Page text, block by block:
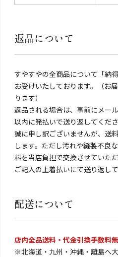
返品について
すやすやの全商品について「納
お受けいたしております。（お
ります）
返品される場合は、事前にメー
以内に発払いで送り返してくださ
誠に申し訳ございませんが、送
します。ただし汚れや縫製不良
料を当店負担で交換させていた
ご記入の上着払いにて送り返して
配送について
店内全品送料・代金引換手数料
※北海道・九州・沖縄・離島へ